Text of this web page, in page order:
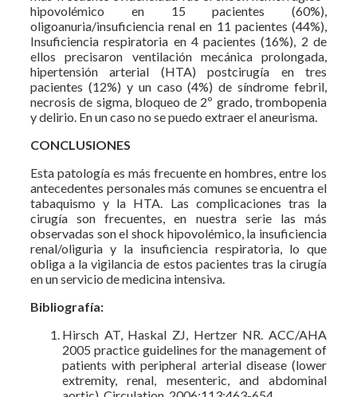
hipovolémico en 15 pacientes (60%),
oligoanuria/insuficiencia renal en 11 pacientes (44%),
Insuficiencia respiratoria en 4 pacientes (16%), 2 de
ellos precisaron ventilación mecánica prolongada,
hipertensión arterial (HTA) postcirugía en tres
pacientes (12%) y un caso (4%) de síndrome febril,
necrosis de sigma, bloqueo de 2º grado, trombopenia
y delirio. En un caso no se puedo extraer el aneurisma.
CONCLUSIONES
Esta patología es más frecuente en hombres, entre los
antecedentes personales más comunes se encuentra el
tabaquismo y la HTA. Las complicaciones tras la
cirugía son frecuentes, en nuestra serie las más
observadas son el shock hipovolémico, la insuficiencia
renal/oliguria y la insuficiencia respiratoria, lo que
obliga a la vigilancia de estos pacientes tras la cirugía
en un servicio de medicina intensiva.
Bibliografía:
Hirsch AT, Haskal ZJ, Hertzer NR. ACC/AHA
2005 practice guidelines for the management of
patients with peripheral arterial disease (lower
extremity, renal, mesenteric, and abdominal